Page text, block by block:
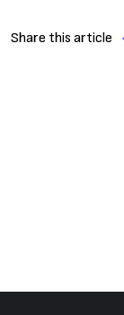
Share this article